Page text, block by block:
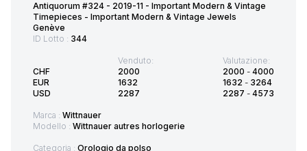
Antiquorum #324 - 2019-11 - Important Modern & Vintage
Timepieces - Important Modern & Vintage Jewels
Genève
ID Lotto : 344
CHF
EUR
USD
Venduto:
2000
1632
2287
Valutazione:
2000 - 4000
1632 - 3264
2287 - 4573
Marca : Wittnauer
Modello : Wittnauer autres horlogerie
Categoria : Orologio da polso